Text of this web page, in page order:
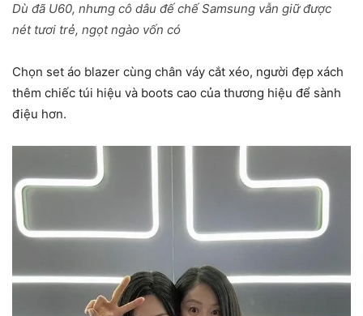
Dù đã U60, nhưng cô dâu đế chế Samsung vẫn giữ được
nét tươi trẻ, ngọt ngào vốn có
Chọn set áo blazer cùng chân váy cắt xéo, người đẹp xách
thêm chiếc túi hiệu và boots cao của thương hiệu để sành
điệu hơn.